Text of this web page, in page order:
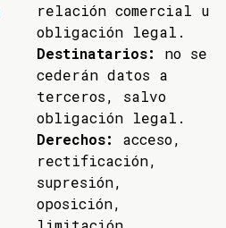
relación comercial u
obligación legal.
Destinatarios:
no se
cederán datos a
terceros, salvo
obligación legal.
Derechos:
acceso,
rectificación,
supresión,
oposición,